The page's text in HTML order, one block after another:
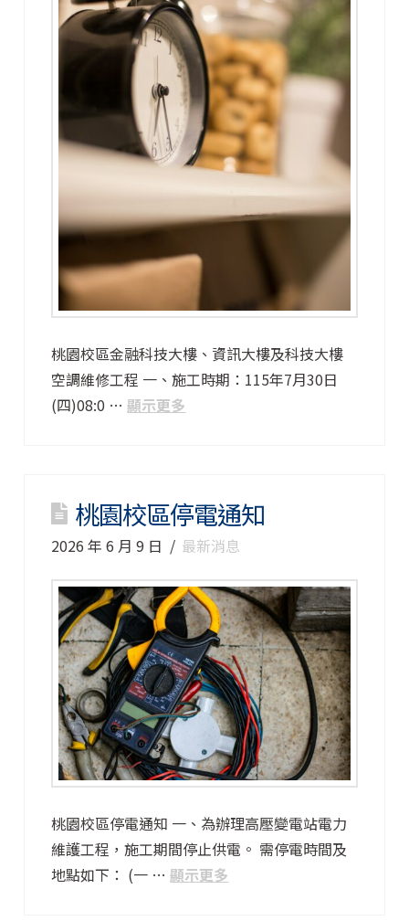
桃園校區金融科技大樓、資訊大樓及科技大樓
空調維修工程 一、施工時期：115年7月30日
(四)08:0 …顯示更多
桃園校區停電通知
2026 年 6 月 9 日 最新消息
桃園校區停電通知 一、為辦理高壓變電站電力
維護工程，施工期間停止供電。 需停電時間及
地點如下： (一 …顯示更多